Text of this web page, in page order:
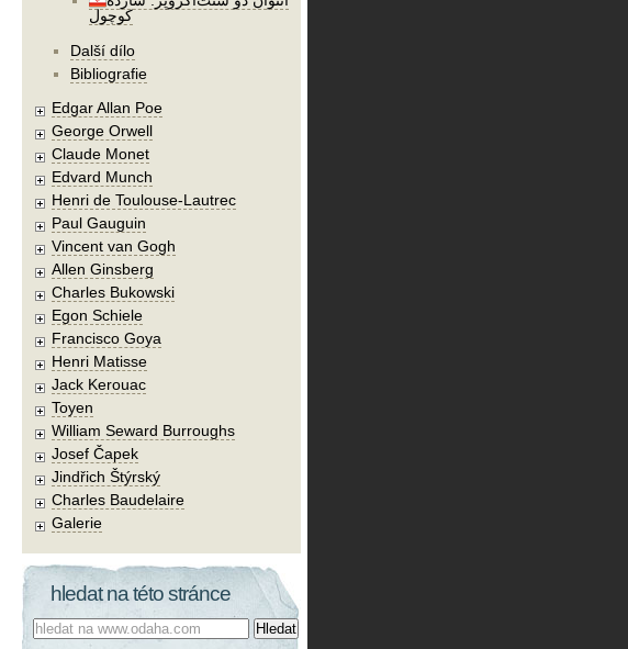
کوچول
Další dílo
Bibliografie
Edgar Allan Poe
George Orwell
Claude Monet
Edvard Munch
Henri de Toulouse-Lautrec
Paul Gauguin
Vincent van Gogh
Allen Ginsberg
Charles Bukowski
Egon Schiele
Francisco Goya
Henri Matisse
Jack Kerouac
Toyen
William Seward Burroughs
Josef Čapek
Jindřich Štýrský
Charles Baudelaire
Galerie
hledat na této stránce
Co hledat: